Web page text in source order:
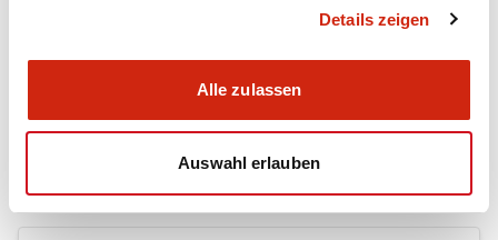
Details zeigen
Alle zulassen
Auswahl erlauben
Dokumente und Dateien
Kataloge & Broschüren Genehmigungen & Standards